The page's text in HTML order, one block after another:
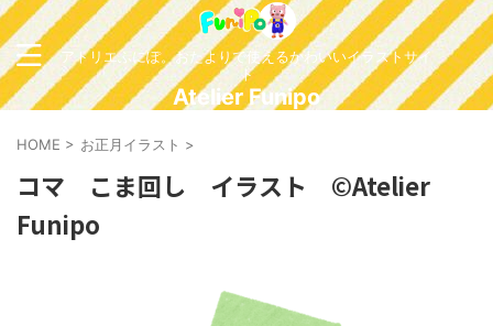
アトリエふにぽ。おたよりで使えるかわいいイラストサイ
ト
Atelier Funipo
HOME > お正月イラスト >
コマ こま回し イラスト ©Atelier
Funipo